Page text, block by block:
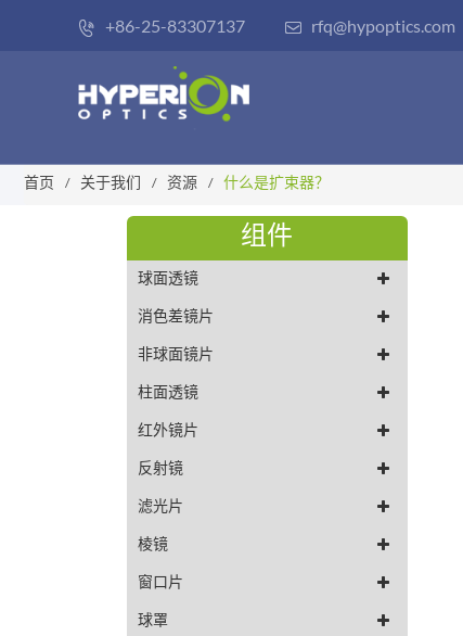
 +86-25-83307137  rfq@hypoptics.com
首页 关于我们 资源 什么是扩束器？
组件
球面透镜
消色差镜片
非球面镜片
柱面透镜
红外镜片
反射镜
滤光片
棱镜
窗口片
球罩